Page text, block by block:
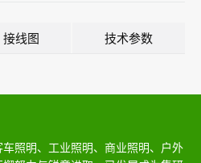
接线图 技术参数
照明、工业照明、商业照明、户外